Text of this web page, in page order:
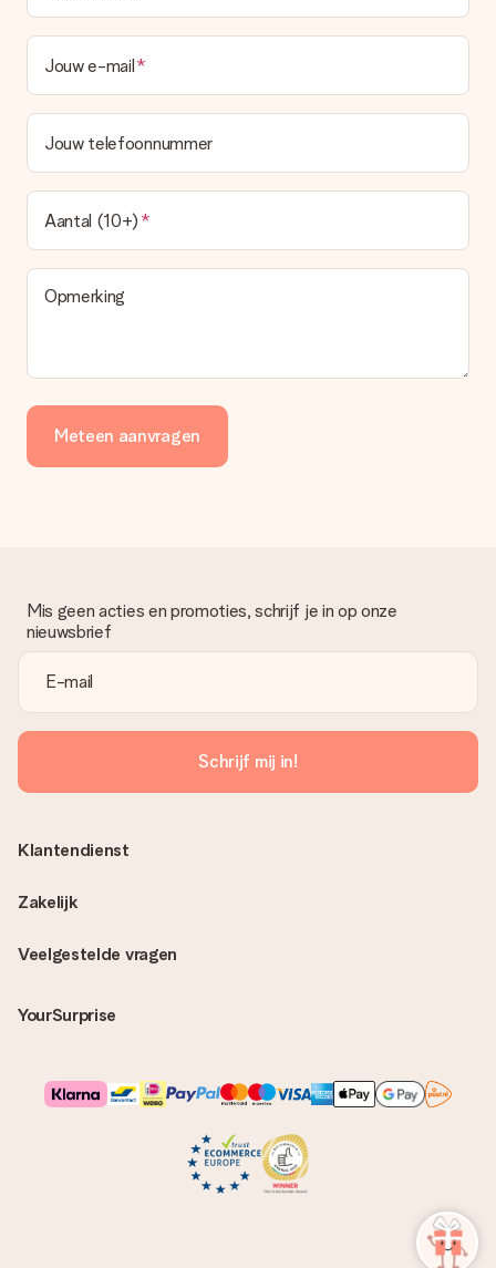
Jouw e-mail
Jouw telefoonnummer
Aantal (10+)
Opmerking
Meteen aanvragen
Mis geen acties en promoties, schrijf je in op onze
nieuwsbrief
Schrijf mij in!
Veelgestelde vragen
YourSurprise
Klantendienst
Zakelijk